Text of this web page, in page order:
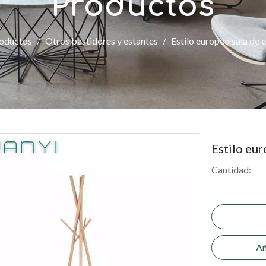
/ Otros bastidores y estantes / Estilo europeo sala de
Estilo
Cantidad: